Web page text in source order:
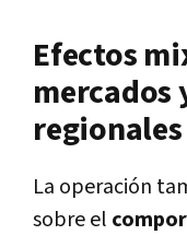
Efectos
mercados
regionales
La operación
sobre el